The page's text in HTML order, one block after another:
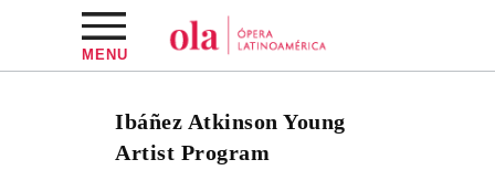
MENU
Ibáñez Atkinson Young
Artist Program